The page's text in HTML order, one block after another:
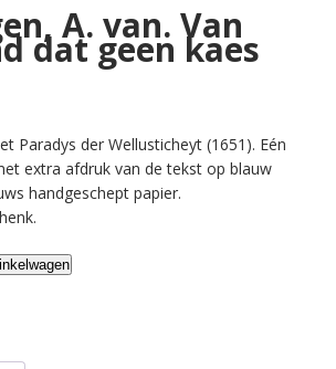
A. van. Van
dat geen kaes
Paradys der Wellusticheyt (1651). Eén
extra afdruk van de tekst op blauw
handgeschept papier.